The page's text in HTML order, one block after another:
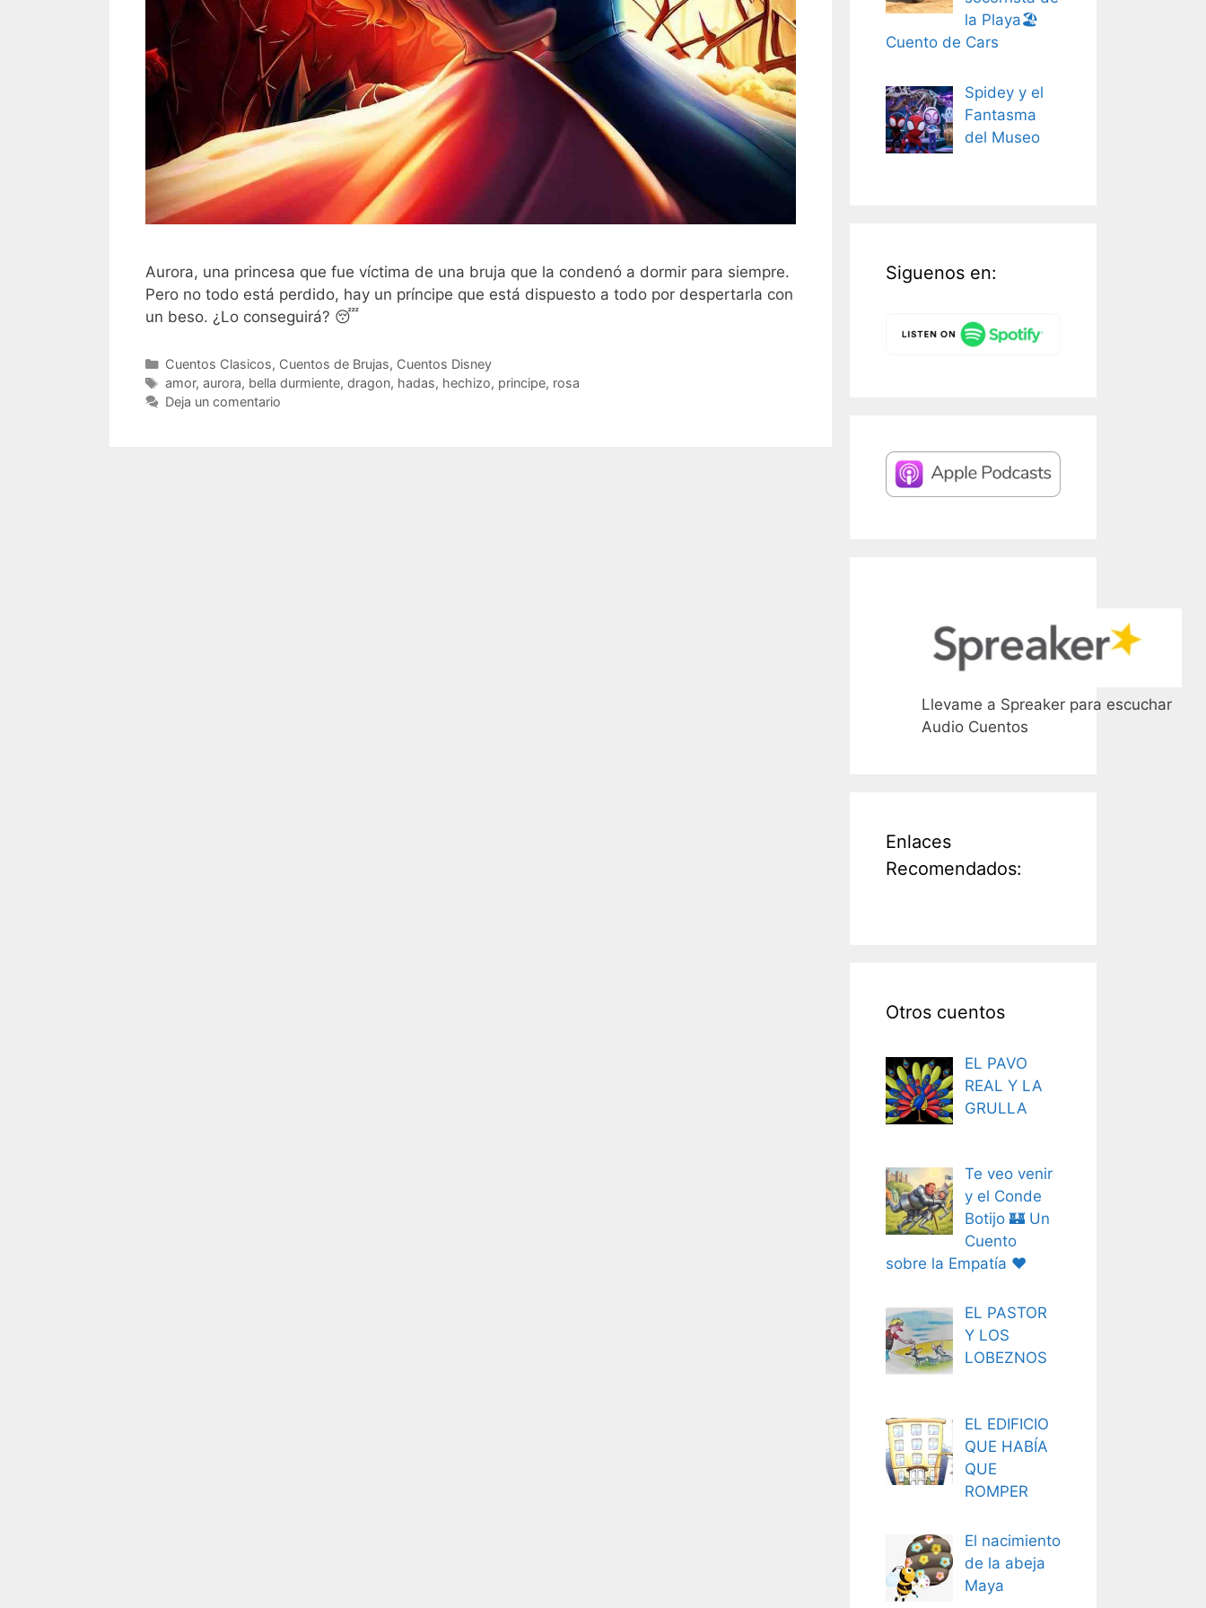
Aurora, una princesa que fue víctima de una bruja que la condenó a dormir para siempre.
Pero no todo está perdido, hay un príncipe que está dispuesto a todo por despertarla con
un beso. ¿Lo conseguirá? 😴
Categorías
Cuentos Clasicos, Cuentos de Brujas, Cuentos Disney
Etiquetas
amor, aurora, bella durmiente, dragon, hadas, hechizo, principe, rosa
Deja un comentario
la Playa🏖️
Cuento de Cars
Spidey y el
Fantasma
del Museo
Siguenos en:
Llevame a Spreaker para escuchar
Audio Cuentos
Enlaces
Recomendados:
Otros cuentos
EL PAVO
REAL Y LA
GRULLA
Te veo venir
y el Conde
Botijo 🏰 Un
Cuento
sobre la Empatía ❤️
EL PASTOR
Y LOS
LOBEZNOS
EL EDIFICIO
QUE HABÍA
QUE
ROMPER
El nacimiento
de la abeja
Maya